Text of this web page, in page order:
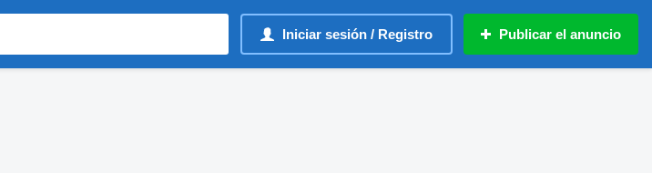
Iniciar sesión / Registro Publicar el anuncio